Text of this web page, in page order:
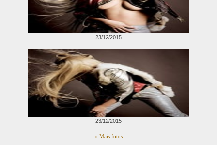
23/12/2015
23/12/2015
« Mais fotos